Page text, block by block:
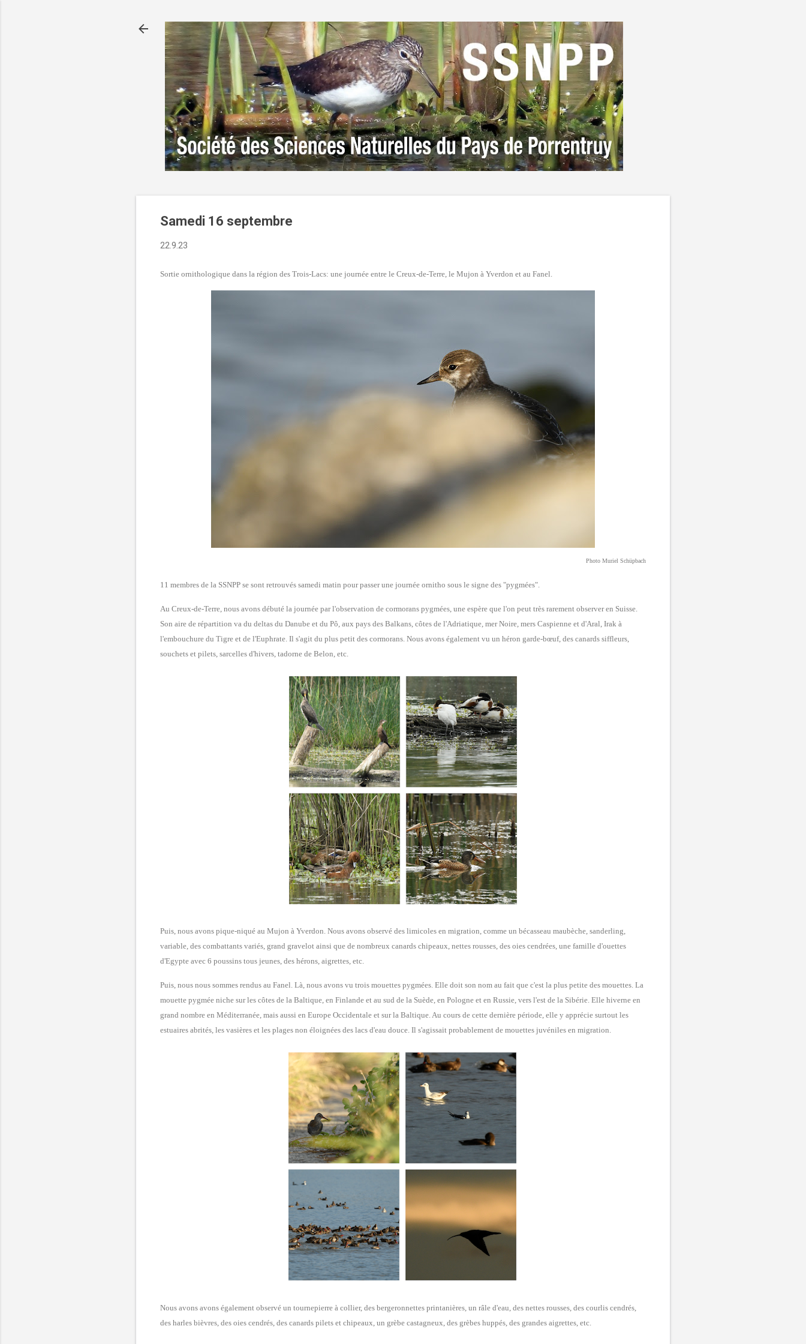
Samedi 16 septembre
22.9.23
Sortie ornithologique dans la région des Trois-Lacs: une journée entre le Creux-de-Terre, le Mujon à Yverdon et au Fanel.
Photo Muriel Schüpbach
11 membres de la SSNPP se sont retrouvés samedi matin pour passer une journée ornitho sous le signe des "pygmées".
Au Creux-de-Terre, nous avons débuté la journée par l'observation de cormorans pygmées, une espère que l'on peut très rarement observer en Suisse.
Son aire de répartition va du deltas du Danube et du Pô, aux pays des Balkans, côtes de l'Adriatique, mer Noire, mers Caspienne et d'Aral, Irak à
l'embouchure du Tigre et de l'Euphrate. Il s'agit du plus petit des cormorans. Nous avons également vu un héron garde-bœuf, des canards siffleurs,
souchets et pilets, sarcelles d'hivers, tadorne de Belon, etc.
Puis, nous avons pique-niqué au Mujon à Yverdon. Nous avons observé des limicoles en migration, comme un bécasseau maubèche, sanderling,
variable, des combattants variés, grand gravelot ainsi que de nombreux canards chipeaux, nettes rousses, des oies cendrées, une famille d'ouettes
d'Egypte avec 6 poussins tous jeunes, des hérons, aigrettes, etc.
Puis, nous nous sommes rendus au Fanel. Là, nous avons vu trois mouettes pygmées. Elle doit son nom au fait que c'est la plus petite des mouettes La
mouette pygmée niche sur les côtes de la Baltique, en Finlande et au sud de la Suède, en Pologne et en Russie, vers l'est de la Sibérie. Elle hiverne en
grand nombre en Méditerranée, mais aussi en Europe Occidentale et sur la Baltique. Au cours de cette dernière période, elle y apprécie surtout les
estuaires abrités, les vasières et les plages non éloignées des lacs d'eau douce. Il s'agissait probablement de mouettes juvéniles en migration.
Nous avons avons également observé un tournepierre à collier, des bergeronnettes printanières, un râle d'eau, des nettes rousses, des courlis cendrés,
des harles bièvres, des oies cendrés, des canards pilets et chipeaux, un grèbe castagneux, des grèbes huppés, des grandes aigrettes, etc.